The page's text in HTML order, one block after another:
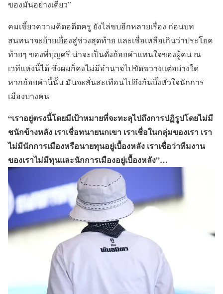
ของมันอย่างเดียว”
คมเขี้ยวความคิดอดีตครู ยังไล่ขบอีกหลายเรื่อง ก่อนบท
สนทนาจะย้ายเยื่องสู่ช่วงสุดท้าย และเชื่อเหลือเกินว่าประโยค
ท้ายๆ ของพี่บุญศรี น่าจะเป็นดั่งถ้อยคำแทนใจของผู้คน ณ
เวทีแห่งนี้ได้ ซึ่งผมก็คงไม่มีอำนาจไปขัดขวางแต่อย่างใด
หากถ้อยคำนี้นั้น มันจะสั่นสะเทือนไปถึงก้นบึ้งหัวใจนักการ
เมืองบางคน
“เราอยู่ตรงนี้โดยมีเป้าหมายที่จะทะลุไปถึงการปฏิรูปโดยไม่มี
ชนักข้างหลัง เราเชื่อทนายนกเขา เราเชื่อในกลุ่มของเรา เรา
ไม่มีนักการเมืองหรือนายทุนอยู่เบื้องหลัง เราเชื่อว่าทีมงาน
ของเราไม่มีทุนและนักการเมืองอยู่เบื้องหลัง”…